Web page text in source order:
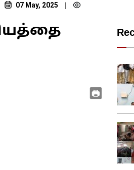
07 May, 2025